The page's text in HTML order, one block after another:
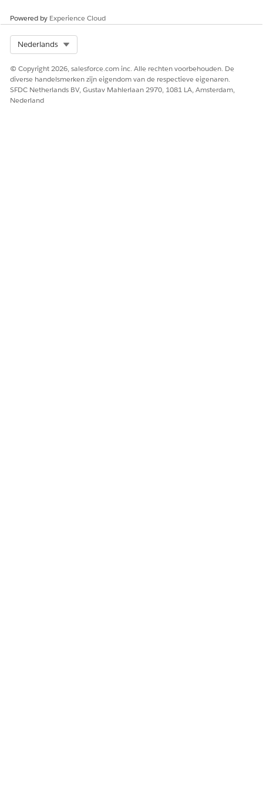
Powered by Experience Cloud
Nederlands
© Copyright 2026, salesforce.com inc. Alle rechten voorbehouden. De
diverse handelsmerken zijn eigendom van de respectieve eigenaren.
SFDC Netherlands BV, Gustav Mahlerlaan 2970, 1081 LA, Amsterdam,
Nederland